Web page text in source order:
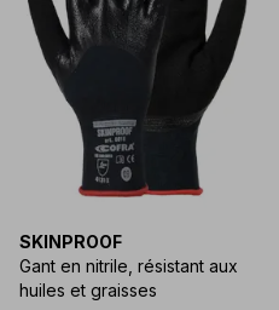
SKINPROOF
Gant en nitrile, résistant aux
huiles et graisses